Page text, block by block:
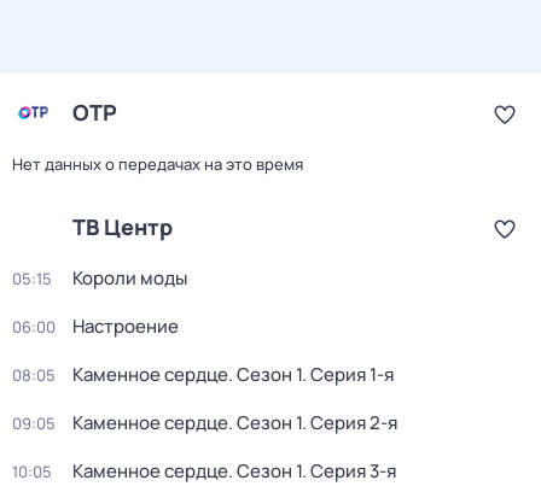
ОТР
Нет данных о передачах на это время
ТВ Центр
05:15 Короли моды
06:00 Настроение
08:05 Каменное сердце. Сезон 1. Серия 1-я
09:05 Каменное сердце. Сезон 1. Серия 2-я
10:05 Каменное сердце. Сезон 1. Серия 3-я